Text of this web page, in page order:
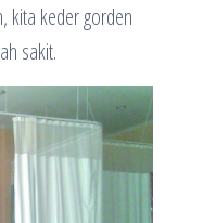
kita keder gorden
sakit.